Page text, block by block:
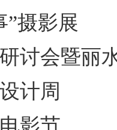
”摄影展
讨会暨丽
计周
影节